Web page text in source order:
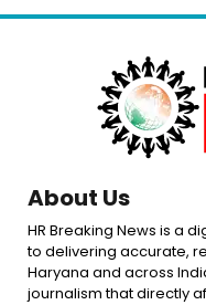
About Us
HR Breaking News is a
to delivering accurate,
Haryana and across
journalism that directly